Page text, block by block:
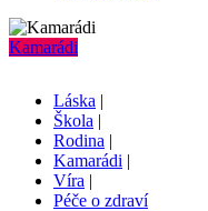
Kamarádi
Láska |
Škola |
Rodina |
Kamarádi |
Víra |
Péče o zdraví